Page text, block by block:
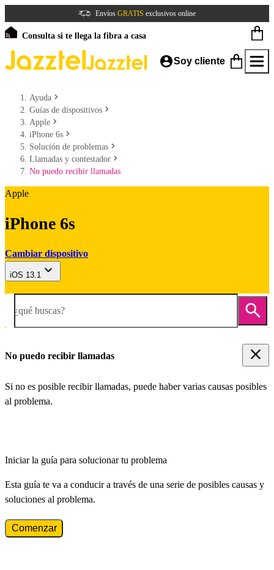
Envíos GRATIS exclusivos online
Consulta si te llega la fibra a casa
Soy cliente
Ayuda
Guías de dispositivos
Apple
iPhone 6s
Solución de problemas
Llamadas y contestador
No puedo recibir llamadas
Apple
iPhone 6s
Cambiar dispositivo
iOS 13.1
¿qué buscas?
No puedo recibir llamadas
Si no es posible recibir llamadas, puede haber varias causas posibles
al problema.
Iniciar la guía para solucionar tu problema
Esta guía te va a conducir a través de una serie de posibles causas y
soluciones al problema.
Comenzar